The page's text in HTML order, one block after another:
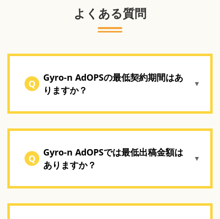
よくある質問
Q
Gyro-n AdOPSの最低契約期間はあ
りますか？
▼
Q
Gyro-n AdOPSでは最低出稿金額は
ありますか？
▼